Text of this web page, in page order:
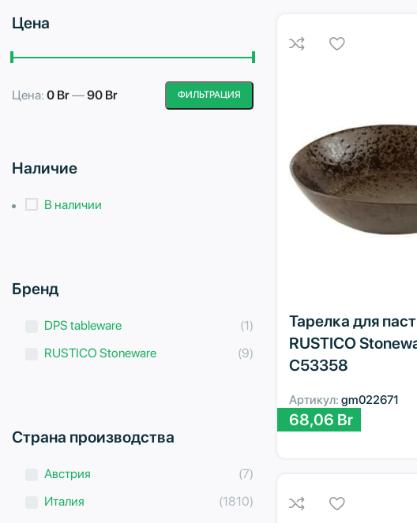
Цена
Минимальная
Максимальная
ФИЛЬТРАЦИЯ
Цена: 0 Br—90 Br
Наличие
В наличии
Бренд
DPS tableware
(1)
RUSTICO Stoneware
(9)
Страна производства
Австрия
(7)
Италия
(1810)
Тарелка для
RUSTICO
C53358
Артикул: gm022671
68,06 Br